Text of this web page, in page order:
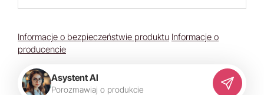
Informacje o bezpieczeństwie produktu Informacje o
producencie
Asystent AI
Porozmawiaj o produkcie